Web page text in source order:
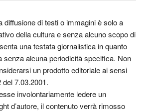
diffusione di testi o immagini è solo a
della cultura e senza alcuno scopo di
una testata giornalistica in quanto
senza alcuna periodicità specifica. Non
un prodotto editoriale ai sensi
del 7.03.2001.
involontariamente ledere un
d’autore, il contenuto verrà rimosso